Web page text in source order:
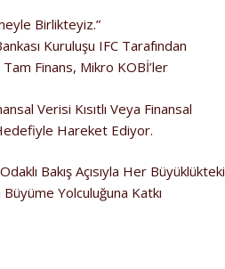
Birlikteyiz.”
Kuruluşu IFC Tarafından
Tam Finans, Mikro KOBİ’ler
Verisi Kısıtlı Veya Finansal
Hareket Ediyor.
Bakış Açısıyla Her Büyüklükteki
Yolculuğuna Katkı